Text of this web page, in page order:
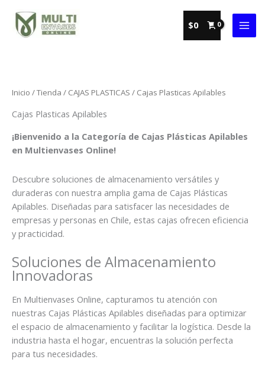
contenido
$0
Inicio /Tienda / CAJAS PLASTICAS / Cajas Plasticas Apilables
Cajas Plasticas Apilables
¡Bienvenido a la Categoría de Cajas Plásticas Apilables
en Multienvases Online!
Descubre soluciones de almacenamiento versátiles y
duraderas con nuestra amplia gama de Cajas Plásticas
Apilables. Diseñadas para satisfacer las necesidades de
empresas y personas en Chile, estas cajas ofrecen eficiencia
y practicidad.
Soluciones de Almacenamiento
Innovadoras
En Multienvases Online, capturamos tu atención con
nuestras Cajas Plásticas Apilables diseñadas para optimizar
el espacio de almacenamiento y facilitar la logística. Desde la
industria hasta el hogar, encuentras la solución perfecta
para tus necesidades.